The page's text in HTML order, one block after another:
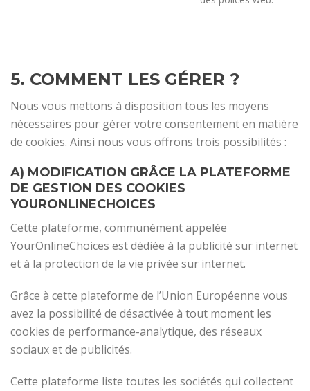
5. COMMENT LES GÉRER ?
Nous vous mettons à disposition tous les moyens
nécessaires pour gérer votre consentement en matière
de cookies. Ainsi nous vous offrons trois possibilités :
A) MODIFICATION GRÂCE LA PLATEFORME
DE GESTION DES COOKIES
YOURONLINECHOICES
Cette plateforme, communément appelée
YourOnlineChoices est dédiée à la publicité sur internet
et à la protection de la vie privée sur internet.
Grâce à cette plateforme de l’Union Européenne vous
avez la possibilité de désactivée à tout moment les
cookies de performance-analytique, des réseaux
sociaux et de publicités.
Cette plateforme liste toutes les sociétés qui collectent